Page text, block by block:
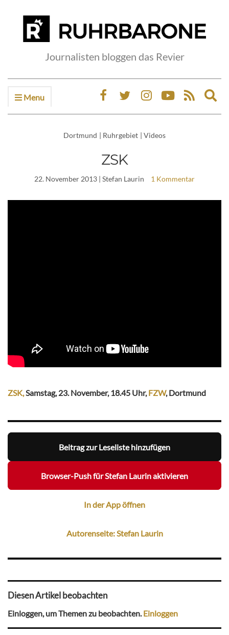
Journalisten bloggen das Revier
Menu
Dortmund | Ruhrgebiet | Videos
ZSK
22. November 2013 | Stefan Laurin 1 Kommentar
ZSK,Samstag, 23. November, 18.45 Uhr,FZW, Dortmund
Beitrag zur Leseliste hinzufügen
Browser-Push für Stefan Laurin aktivieren
In der App öffnen
Autorenseite: Stefan Laurin
Diesen Artikel beobachten
Einloggen, um Themen zu beobachten.Einloggen